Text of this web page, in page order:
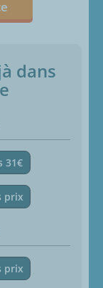
dans
31€
prix
prix